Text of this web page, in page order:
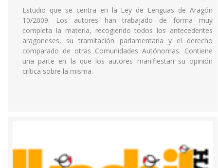
Estudio que se centra en la Ley de Lenguas de Aragón
10/2009. Los autores han trabajado de forma muy
completa la materia, recogiendo todos los antecedentes
aragoneses, su tramitación parlamentaria y el derecho
comparado de otras Comunidades Autónomas. Contiene
una parte en la que los autores manifiestan su opinión
crítica sobre la misma.